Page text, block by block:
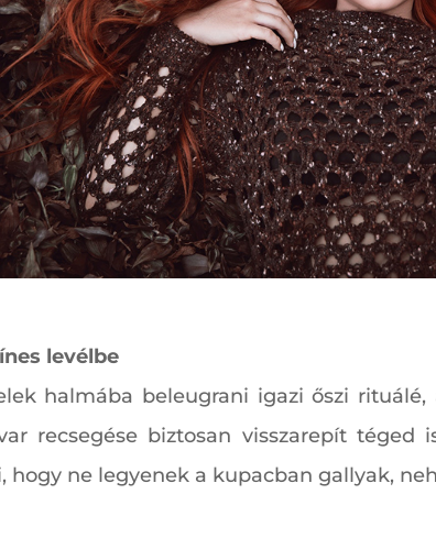
levélbe
halmába beleugrani igazi őszi
recsegése biztosan visszarepít
hogy ne legyenek a kupacban gallyak,